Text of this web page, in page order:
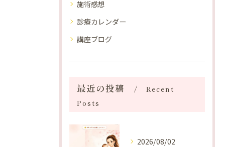
施術感想
診療カレンダー
講座ブログ
最近の投稿
Recent
Posts
2026/08/02